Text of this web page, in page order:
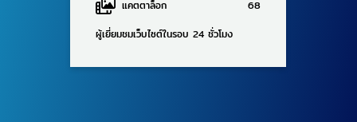
แคตตาล็อก
68
ผู้เยี่ยมชมเว็บไซต์ในรอบ 24 ชั่วโมง